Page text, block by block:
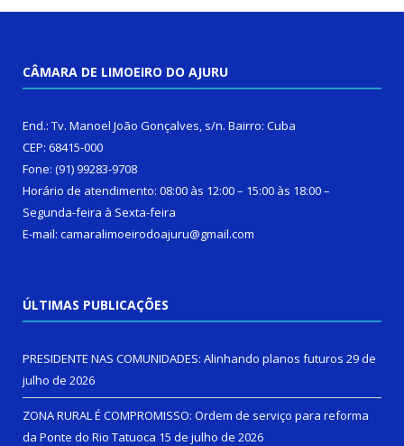
CÂMARA DE LIMOEIRO DO AJURU
End.: Tv. Manoel João Gonçalves, s/n. Bairro: Cuba
CEP: 68415-000
Fone: (91) 99283-9708
Horário de atendimento: 08:00 às 12:00 – 15:00 às 18:00 –
Segunda-feira à Sexta-feira
E-mail: camaralimoeirodoajuru@gmail.com
ÚLTIMAS PUBLICAÇÕES
PRESIDENTE NAS COMUNIDADES: Alinhando planos futuros 29 de
julho de 2026
ZONA RURAL É COMPROMISSO: Ordem de serviço para reforma
da Ponte do Rio Tatuoca 15 de julho de 2026